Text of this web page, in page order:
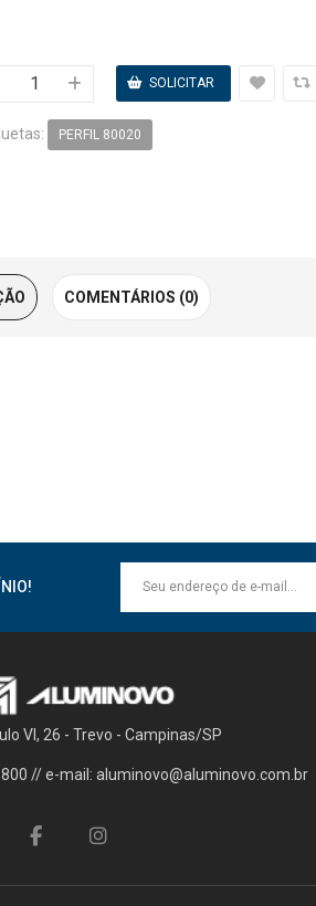
PERFIL 80020
COMENTÁRIOS (0)
VI, 26 - Trevo - Campinas/SP
// e-mail: aluminovo@aluminovo.com.br